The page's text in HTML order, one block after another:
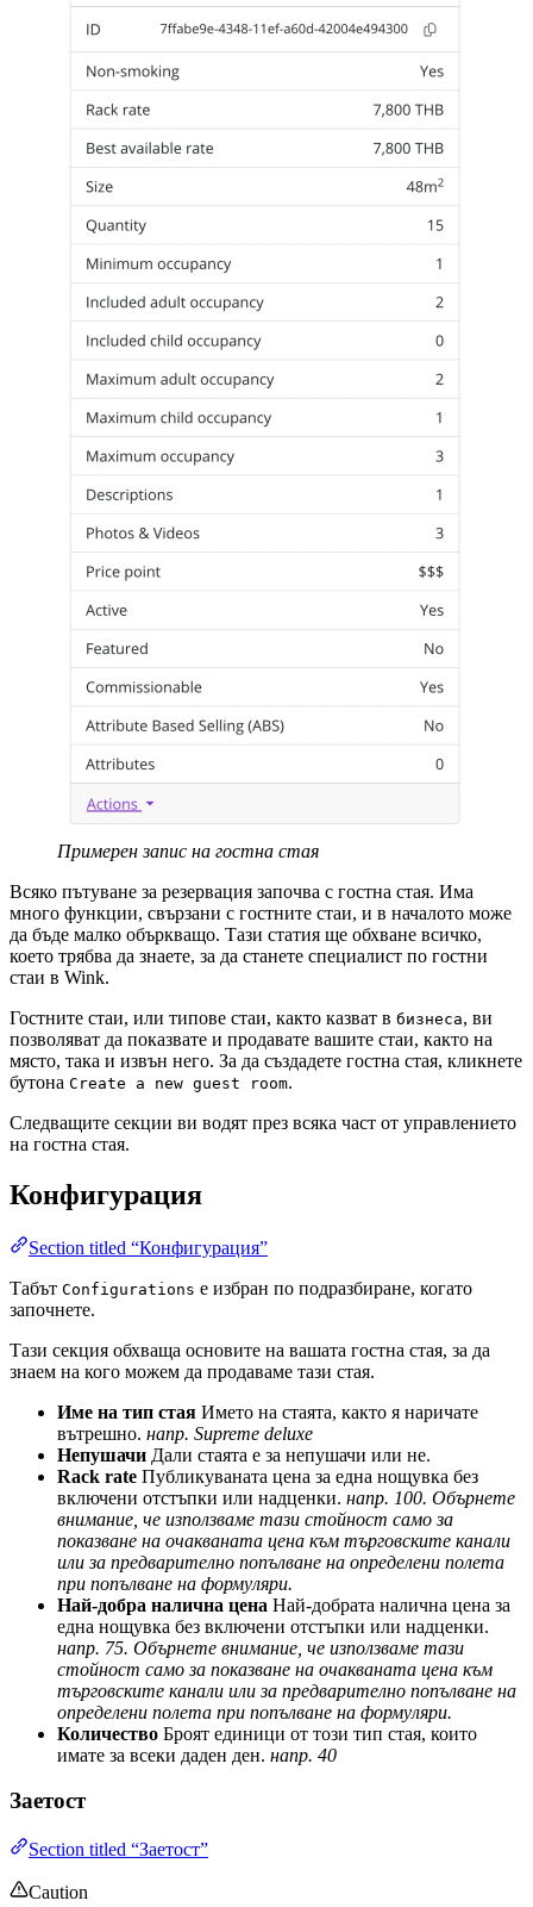
Примерен запис на гостна стая
Всяко пътуване за резервация започва с гостна стая. Има
много функции, свързани с гостните стаи, и в началото може
да бъде малко объркващо. Тази статия ще обхване всичко,
което трябва да знаете, за да станете специалист по гостни
стаи в Wink.
Гостните стаи, или типове стаи, както казват в бизнеса, ви
позволяват да показвате и продавате вашите стаи, както на
място, така и извън него. За да създадете гостна стая, кликнете
бутона Create a new guest room.
Следващите секции ви водят през всяка част от управлението
на гостна стая.
Конфигурация
Section titled “Конфигурация”
Табът Configurations е избран по подразбиране, когато
започнете.
Тази секция обхваща основите на вашата гостна стая, за да
знаем на кого можем да продаваме тази стая.
Име на тип стая Името на стаята, както я наричате
вътрешно. напр. Supreme deluxe
Непушачи Дали стаята е за непушачи или не.
Rack rate Публикуваната цена за една нощувка без
включени отстъпки или надценки. напр. 100. Обърнете
внимание, че използваме тази стойност само за
показване на очакваната цена към търговските канали
или за предварително попълване на определени полета
при попълване на формуляри.
Най-добра налична цена Най-добрата налична цена за
една нощувка без включени отстъпки или надценки.
напр. 75. Обърнете внимание, че използваме тази
стойност само за показване на очакваната цена към
търговските канали или за предварително попълване на
определени полета при попълване на формуляри.
Количество Броят единици от този тип стая, които
имате за всеки даден ден. напр. 40
Заетост
Section titled “Заетост”
Caution